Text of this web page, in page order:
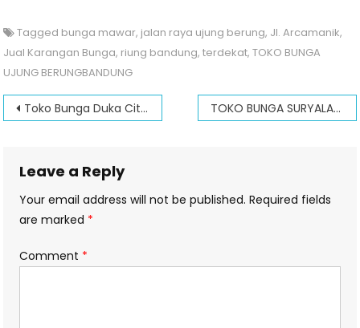
Tagged bunga mawar, jalan raya ujung berung, Jl. Arcamanik,
Jual Karangan Bunga, riung bandung,terdekat,TOKO BUNGA
UJUNG BERUNGBANDUNG
Post
Toko Bunga Duka Cita Bandung TOKO BUNGA SURYALAYA BUAHBATU BANDUNG
Leave a Reply
Your email address will not be published. Required fields
are marked *
Comment *